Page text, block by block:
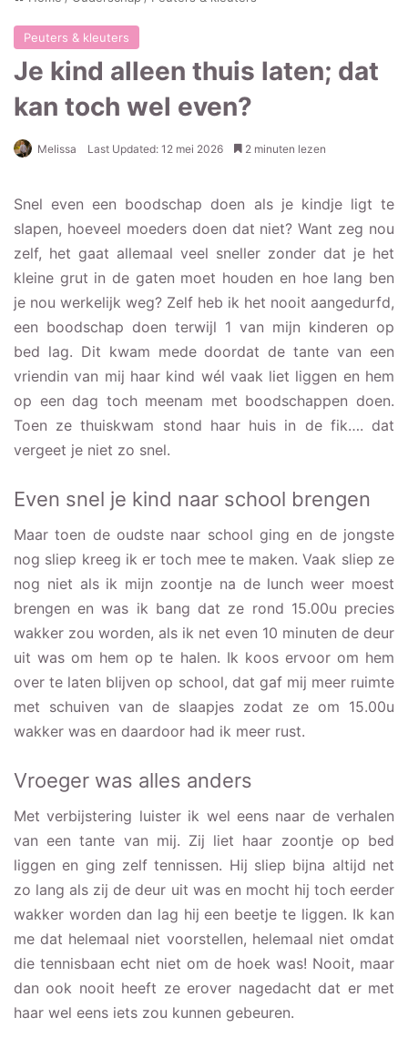
Peuters & kleuters
Je kind alleen thuis laten; dat
kan toch wel even?
Melissa Last Updated: 12 mei 2026 2 minuten lezen
Snel even een boodschap doen als je kindje ligt te
slapen, hoeveel moeders doen dat niet? Want zeg nou
zelf, het gaat allemaal veel sneller zonder dat je het
kleine grut in de gaten moet houden en hoe lang ben
je nou werkelijk weg? Zelf heb ik het nooit aangedurfd,
een boodschap doen terwijl 1 van mijn kinderen op
bed lag. Dit kwam mede doordat de tante van een
vriendin van mij haar kind wél vaak liet liggen en hem
op een dag toch meenam met boodschappen doen.
Toen ze thuiskwam stond haar huis in de fik…. dat
vergeet je niet zo snel.
Even snel je kind naar school brengen
Maar toen de oudste naar school ging en de jongste
nog sliep kreeg ik er toch mee te maken. Vaak sliep ze
nog niet als ik mijn zoontje na de lunch weer moest
brengen en was ik bang dat ze rond 15.00u precies
wakker zou worden, als ik net even 10 minuten de deur
uit was om hem op te halen. Ik koos ervoor om hem
over te laten blijven op school, dat gaf mij meer ruimte
met schuiven van de slaapjes zodat ze om 15.00u
wakker was en daardoor had ik meer rust.
Vroeger was alles anders
Met verbijstering luister ik wel eens naar de verhalen
van een tante van mij. Zij liet haar zoontje op bed
liggen en ging zelf tennissen. Hij sliep bijna altijd net
zo lang als zij de deur uit was en mocht hij toch eerder
wakker worden dan lag hij een beetje te liggen. Ik kan
me dat helemaal niet voorstellen, helemaal niet omdat
die tennisbaan echt niet om de hoek was! Nooit, maar
dan ook nooit heeft ze erover nagedacht dat er met
haar wel eens iets zou kunnen gebeuren.